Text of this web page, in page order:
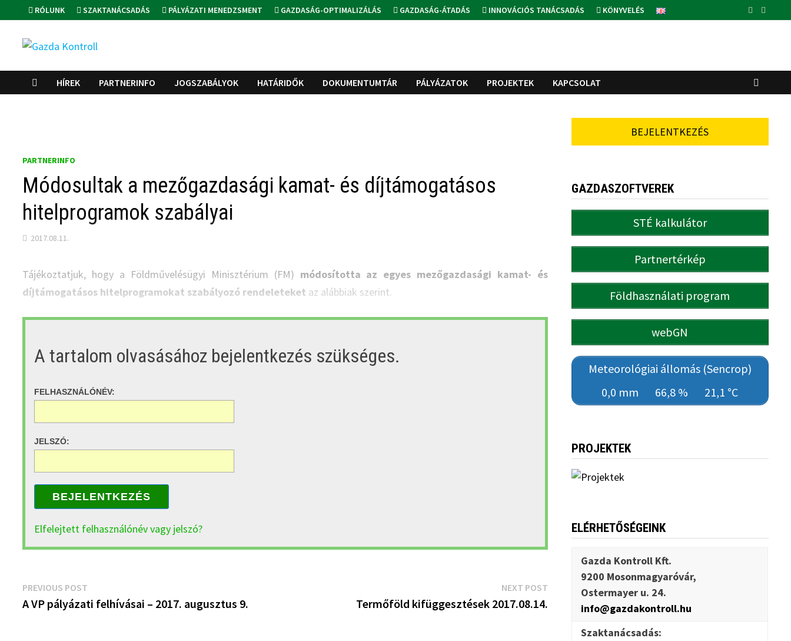
to
content
RÓLUNK SZAKTANÁCSADÁS PÁLYÁZATI MENEDZSMENT GAZDASÁG-OPTIMALIZÁLÁS GAZDASÁG-ÁTADÁS INNOVÁCIÓS TANÁCSADÁS KÖNYVELÉS
HÍREK PARTNERINFO JOGSZABÁLYOK HATÁRIDŐK DOKUMENTUMTÁR PÁLYÁZATOK PROJEKTEK KAPCSOLAT
PARTNERINFO
Módosultak a mezőgazdasági kamat- és díjtámogatásos
hitelprogramok szabályai
2017.08.11.
Tájékoztatjuk, hogy a Földművelésügyi Minisztérium (FM) módosította az egyes mezőgazdasági kamat- és
díjtámogatásos hitelprogramokat szabályozó rendeleteket az alábbiak szerint.
A tartalom olvasásához bejelentkezés szükséges.
FELHASZNÁLÓNÉV:
JELSZÓ:
BEJELENTKEZÉS
Elfelejtett felhasználónév vagy jelszó?
Bejegyzés
navigáció
PREVIOUS POST
post:
A VP pályázati felhívásai – 2017. augusztus 9.
NEXT POSTNext
Termőföld kifüggesztések 2017.08.14.
BEJELENTKEZÉS
GAZDASZOFTVEREK
STÉ kalkulátor
Partnertérkép
Földhasználati program
webGN
Meteorológiai állomás (Sencrop)
0,0 mm
66,8 % 21,1 °C
PROJEKTEK
ELÉRHETŐSÉGEINK
Gazda Kontroll Kft.
9200 Mosonmagyaróvár,
Ostermayer u. 24.
info@gazdakontroll.hu
Szaktanácsadás: